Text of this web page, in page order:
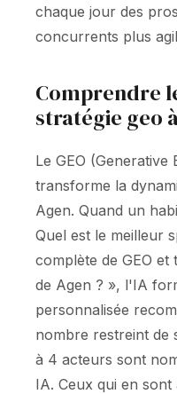
chaque jour des
concurrents plus
Comprendre
stratégie geo
Le GEO (Generative
transforme la
Agen. Quand un
Quel est le meilleur
complète de GEO
de Agen ? », l'IA
personnalisée
nombre restreint de
à 4 acteurs sont
IA. Ceux qui en